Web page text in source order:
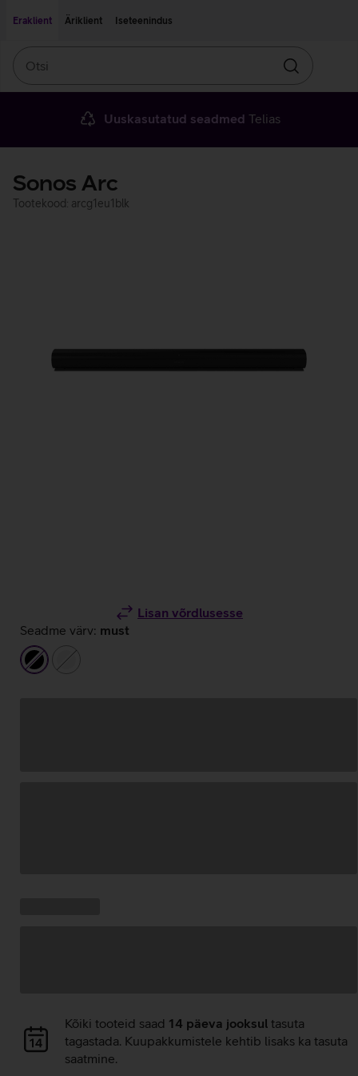
Eraklient
Äriklient Iseteenindus
Otsin
Uuskasutatud seadmed Telias
Sonos Arc
Tootekood: arcg1eu1blk
Lisan võrdlusesse
Seadme värv: must
must
valge
Andmete
laadimine
Kõiki tooteid saad 14 päeva jooksul tasuta
tagastada. Kuupakkumistele kehtib lisaks ka tasuta
saatmine.